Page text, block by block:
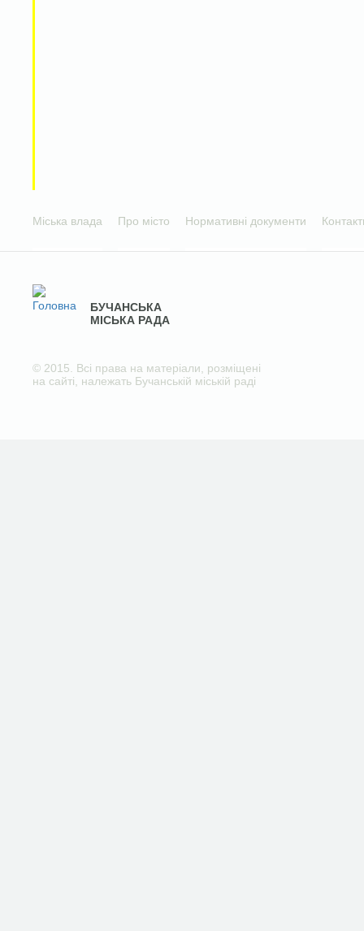
Міська влада Про місто Нормативні документи
БУЧАНСЬКА
МІСЬКА РАДА
© 2015. Всі права на матеріали, розміщені
на сайті, належать Бучанській міській раді